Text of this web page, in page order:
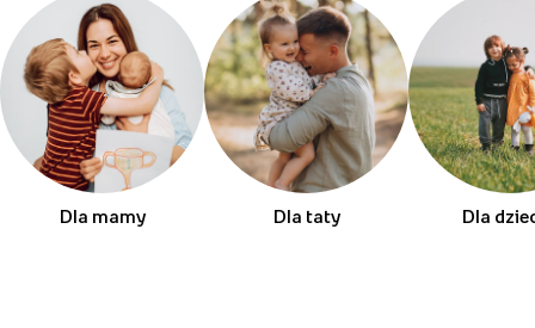
Dla mamy Dla taty Dla